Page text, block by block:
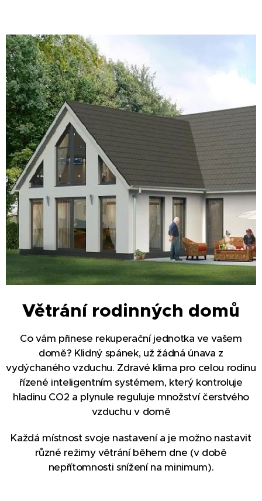
Větrání rodinných domů
Co vám přinese rekuperační jednotka ve vašem
domě? Klidný spánek, už žádná únava z
vydýchaného vzduchu. Zdravé klima pro celou rodinu
řízené inteligentním systémem, který kontroluje
hladinu CO2 a plynule reguluje množství čerstvého
vzduchu v domě
Každá místnost svoje nastavení a je možno nastavit
různé režimy větrání během dne (v době
nepřítomnosti snížení na minimum).